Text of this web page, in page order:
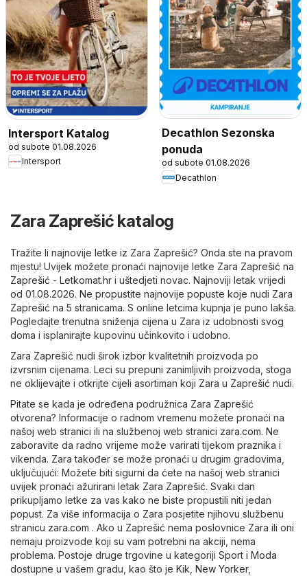
Intersport Katalog
od subote 01.08.2026
Intersport
Decathlon Sezonska
ponuda
od subote 01.08.2026
Decathlon
Zara Zaprešić katalog
Tražite li najnovije letke iz Zara Zaprešić? Onda ste na pravom
mjestu! Uvijek možete pronaći najnovije letke Zara Zaprešić na
Zaprešić - Letkomat.hr i uštedjeti novac. Najnoviji letak vrijedi
od 01.08.2026. Ne propustite najnovije popuste koje nudi Zara
Zaprešić na 5 stranicama. S online letcima kupnja je puno lakša.
Pogledajte trenutna sniženja cijena u Zara iz udobnosti svog
doma i isplanirajte kupovinu učinkovito i udobno.
Zara Zaprešić nudi širok izbor kvalitetnih proizvoda po
izvrsnim cijenama. Leci su prepuni zanimljivih proizvoda, stoga
ne oklijevajte i otkrijte cijeli asortiman koji Zara u Zaprešić nudi.
Pitate se kada je određena podružnica Zara Zaprešić
otvorena? Informacije o radnom vremenu možete pronaći na
našoj web stranici ili na službenoj web stranici zara.com. Ne
zaboravite da radno vrijeme može varirati tijekom praznika i
vikenda. Zara također se može pronaći u drugim gradovima,
uključujući: Možete biti sigurni da ćete na našoj web stranici
uvijek pronaći ažurirani letak Zara Zaprešić. Svaki dan
prikupljamo letke za vas kako ne biste propustili niti jedan
popust. Za više informacija o Zara posjetite njihovu službenu
stranicu zara.com . Ako u Zaprešić nema poslovnice Zara ili oni
nemaju proizvode koji su vam potrebni na akciji, nema
problema. Postoje druge trgovine u kategoriji Sport i Moda
dostupne u vašem gradu, kao što je Kik New Yorker,